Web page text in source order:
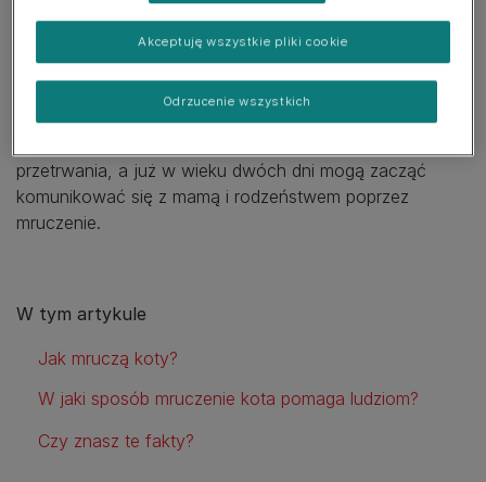
mama mruczy podczas porodu, aby złagodzić
odczuwany dyskomfort i będzie mruczeć nadal po
urodzeniu kociąt, aby wskazać im drogę do siebie w celu
karmienia. Ponieważ kocięta rodzą się ślepe i głuche,
przetrwania, a już w wieku dwóch dni mogą zacząć
komunikować się z mamą i rodzeństwem poprzez
mruczenie.
W tym artykule
Jak mruczą koty?
W jaki sposób mruczenie kota pomaga ludziom?
Czy znasz te fakty?
Odrzucenie wszystkich
Akceptuję wszystkie pliki cookie